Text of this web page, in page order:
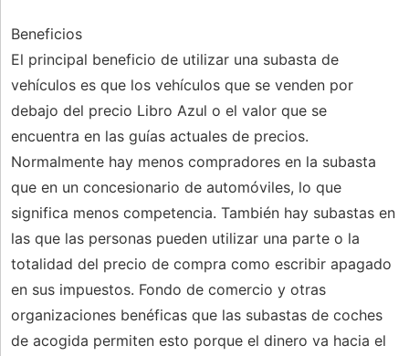
Beneficios
El principal beneficio de utilizar una subasta de
vehículos es que los vehículos que se venden por
debajo del precio Libro Azul o el valor que se
encuentra en las guías actuales de precios.
Normalmente hay menos compradores en la subasta
que en un concesionario de automóviles, lo que
significa menos competencia. También hay subastas en
las que las personas pueden utilizar una parte o la
totalidad del precio de compra como escribir apagado
en sus impuestos. Fondo de comercio y otras
organizaciones benéficas que las subastas de coches
de acogida permiten esto porque el dinero va hacia el